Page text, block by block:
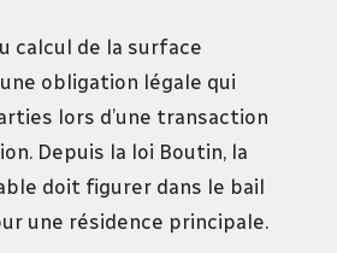
calcul de la surface
obligation légale qui
lors d’une transaction
Depuis la loi Boutin, la
doit figurer dans le bail
une résidence principale.